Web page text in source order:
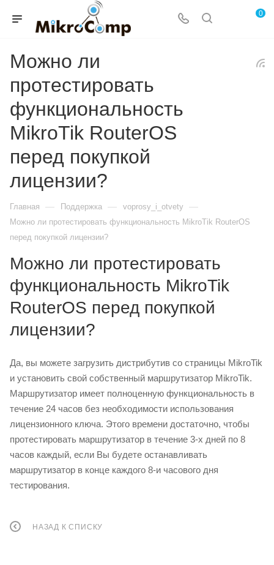
0
Можно ли
протестировать
функциональность
MikroTik RouterOS
перед покупкой
лицензии?
Главная — Поддержка — voprosy_i_otvety —
Можно ли протестировать функциональность MikroTik RouterOS
перед покупкой лицензии?
Можно ли протестировать
функциональность MikroTik
RouterOS перед покупкой
лицензии?
Да, вы можете загрузить дистрибутив со страницы MikroTik
и установить свой собственный маршрутизатор MikroTik.
Маршрутизатор имеет полноценную функциональность в
течение 24 часов без необходимости использования
лицензионного ключа. Этого времени достаточно, чтобы
протестировать маршрутизатор в течение 3-х дней по 8
часов каждый, если Вы будете останавливать
маршрутизатор в конце каждого 8-и часового дня
тестирования.
НАЗАД К СПИСКУ